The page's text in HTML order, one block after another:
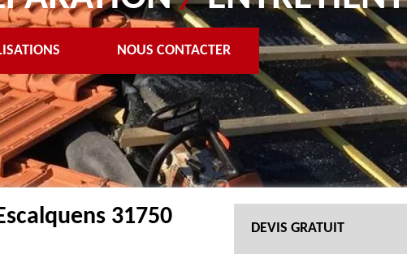
NOUS CONTACTER
31750 DEVIS GRATUIT